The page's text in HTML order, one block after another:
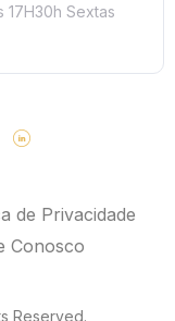
17H30h Sextas
de Privacidade
Conosco
Reserved.